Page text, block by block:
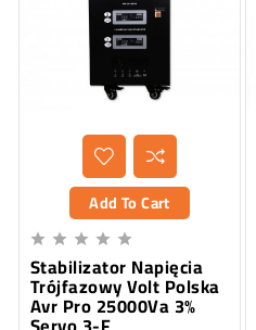
Add To Cart
    
Stabilizator Napięcia
Trójfazowy Volt Polska
Avr Pro 25000Va 3%